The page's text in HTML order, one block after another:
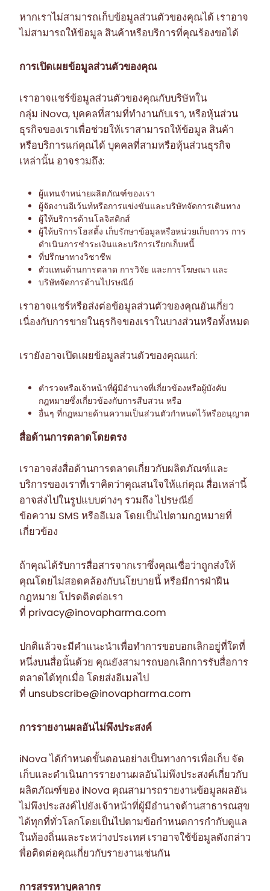
หากเราไม่สามารถเก็บข้อมูลส่วนตัวของคุณได้ เราอาจ
ไม่สามารถให้ข้อมูล สินค้าหรือบริการที่คุณร้องขอได้
การเปิดเผยข้อมูลส่วนตัวของคุณ
เราอาจแชร์ข้อมูลส่วนตัวของคุณกับบริษัทใน
กลุ่ม iNova, บุคคลที่สามที่ทำงานกับเรา, หรือหุ้นส่วน
ธุรกิจของเราเพื่อช่วยให้เราสามารถให้ข้อมูล สินค้า
หรือบริการแก่คุณได้ บุคคลที่สามหรือหุ้นส่วนธุรกิจ
เหล่านั้น อาจรวมถึง:
ผู้แทนจำหน่ายผลิตภัณฑ์ของเรา
ผู้จัดงานอีเว้นท์หรือการแข่งขันและบริษัทจัดการเดินทาง
ผู้ให้บริการด้านโลจิสติกส์
ผู้ให้บริการโฮสติ้ง เก็บรักษาข้อมูลหรือหน่วยเก็บถาวร การ
ดำเนินการชำระเงินและบริการเรียกเก็บหนี้
ที่ปรึกษาทางวิชาชีพ
ตัวแทนด้านการตลาด การวิจัย และการโฆษณา และ
บริษัทจัดการด้านไปรษณีย์
เราอาจแชร์หรือส่งต่อข้อมูลส่วนตัวของคุณอันเกี่ยว
เนื่องกับการขายในธุรกิจของเราในบางส่วนหรือทั้งหมด
เรายังอาจเปิดเผยข้อมูลส่วนตัวของคุณแก่:
ตำรวจหรือเจ้าหน้าที่ผู้มีอำนาจที่เกี่ยวข้องหรือผู้บังคับ
กฎหมายซึ่งเกี่ยวข้องกับการสืบสวน หรือ
อื่นๆ ที่กฎหมายด้านความเป็นส่วนตัวกำหนดไว้หรืออนุญาต
สื่อด้านการตลาดโดยตรง
เราอาจส่งสื่อด้านการตลาดเกี่ยวกับผลิตภัณฑ์และ
บริการของเราที่เราคิดว่าคุณสนใจให้แก่คุณ สื่อเหล่านี้
อาจส่งไปในรูปแบบต่างๆ รวมถึง ไปรษณีย์
ข้อความ SMS หรืออีเมล โดยเป็นไปตามกฎหมายที่
เกี่ยวข้อง
ถ้าคุณได้รับการสื่อสารจากเราซึ่งคุณเชื่อว่าถูกส่งให้
คุณโดยไม่สอดคล้องกับนโยบายนี้ หรือมีการฝ่าฝืน
กฎหมาย โปรดติดต่อเรา
ที่ privacy@inovapharma.com
ปกติแล้วจะมีคำแนะนำเพื่อทำการขอบอกเลิกอยู่ที่ใดที่
หนึ่งบนสื่อนั้นด้วย คุณยังสามารถบอกเลิกการรับสื่อการ
ตลาดได้ทุกเมื่อ โดยส่งอีเมลไป
ที่ unsubscribe@inovapharma.com
การรายงานผลอันไม่พึงประสงค์
iNova ได้กำหนดขั้นตอนอย่างเป็นทางการเพื่อเก็บ จัด
เก็บและดำเนินการรายงานผลอันไม่พึงประสงค์เกี่ยวกับ
ผลิตภัณฑ์ของ iNova คุณสามารถรายงานข้อมูลผลอัน
ไม่พึงประสงค์ไปยังเจ้าหน้าที่ผู้มีอำนาจด้านสาธารณสุข
ได้ทุกที่ทั่วโลกโดยเป็นไปตามข้อกำหนดการกำกับดูแล
ในท้องถิ่นและระหว่างประเทศ เราอาจใช้ข้อมูลดังกล่าว
พื่อติดต่อคุณเกี่ยวกับรายงานเช่นกัน
การสรรหาบุคลากร